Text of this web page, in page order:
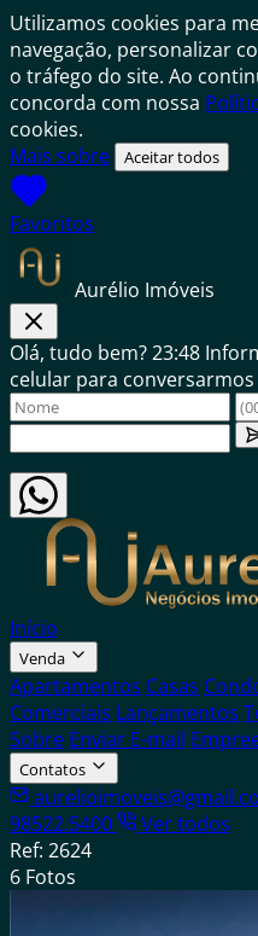
Utilizamos cookies para
navegação, personalizar
o tráfego do site. Ao
concorda com nossa
cookies.
Mais sobre
Aceitar todos
Favoritos
Aurélio Imóveis
Olá, tudo bem?23:48
celular para
Início
Venda
Apartamentos Casas
Comerciais Lançamentos
Sobre Enviar E-mail
Contatos
98522.5400
Ver todos
Ref: 2624
6 Fotos